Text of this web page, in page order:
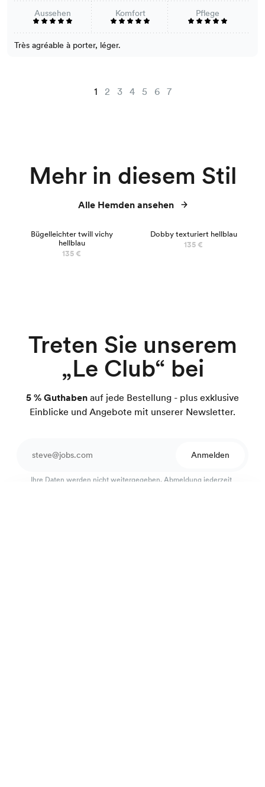
Aussehen Komfort Pflege
Très agréable à porter, léger.
1 2 3 4 5 6 7
Mehr in diesem Stil
Alle Hemden ansehen
Bügelleichter twill vichy
hellblau
135 €
Dobby texturiert hellblau
135 €
Treten Sie unserem
„Le Club“ bei
5 % Guthaben auf jede Bestellung - plus exklusive
Einblicke und Angebote mit unserer Newsletter.
Anmelden
Ihre Daten werden nicht weitergegeben. Abmeldung jederzeit